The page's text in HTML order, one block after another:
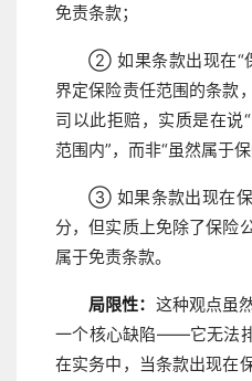
免责条款；
② 如果条款出现在“
界定保险责任范围的条
司以此拒赔，实质是在说
范围内”，而非“虽然属于
③ 如果条款出现在保
分，但实质上免除了保险
属于免责条款。
局限性： 这种观点虽
一个核心缺陷——它无法排
在实务中，当条款出现在